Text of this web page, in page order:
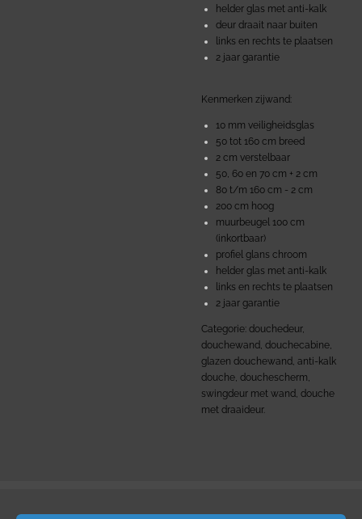
helder glas met anti-kalk
deur draait naar buiten
links en rechts te plaatsen
2 jaar garantie
Kenmerken zijwand:
10 mm veiligheidsglas
50 tot 160 cm breed
2 cm verstelbaar
50, 60 en 70 cm + 2 cm
80 t/m 160 cm - 2 cm
200 cm hoog
muurbeugel 100 cm
(inkortbaar)
profiel glans chroom
helder glas met anti-kalk
links en rechts te plaatsen
2 jaar garantie
Categorie: douchedeur,
douchewand, douchecabine,
glazen douchewand, anti-kalk
douche, douchescherm,
swingdeur met wand, douche
met draaideur.